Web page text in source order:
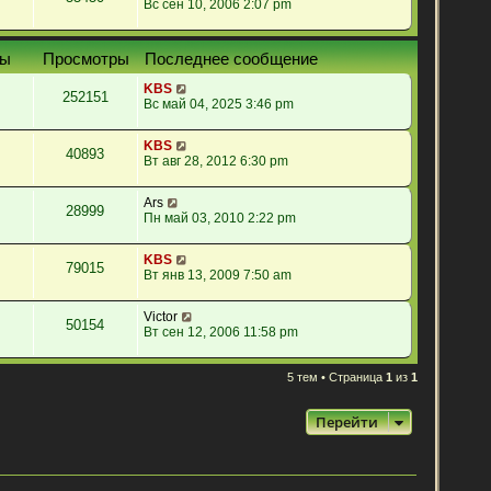
Вс сен 10, 2006 2:07 pm
Просмотры Последнее сообщение
252151
KBS
Вс май 04, 2025 3:46 pm
40893
KBS
Вт авг 28, 2012 6:30 pm
28999
Ars
Пн май 03, 2010 2:22 pm
79015
KBS
Вт янв 13, 2009 7:50 am
50154
Victor
Вт сен 12, 2006 11:58 pm
5 тем • Страница 1 из 1
Перейти